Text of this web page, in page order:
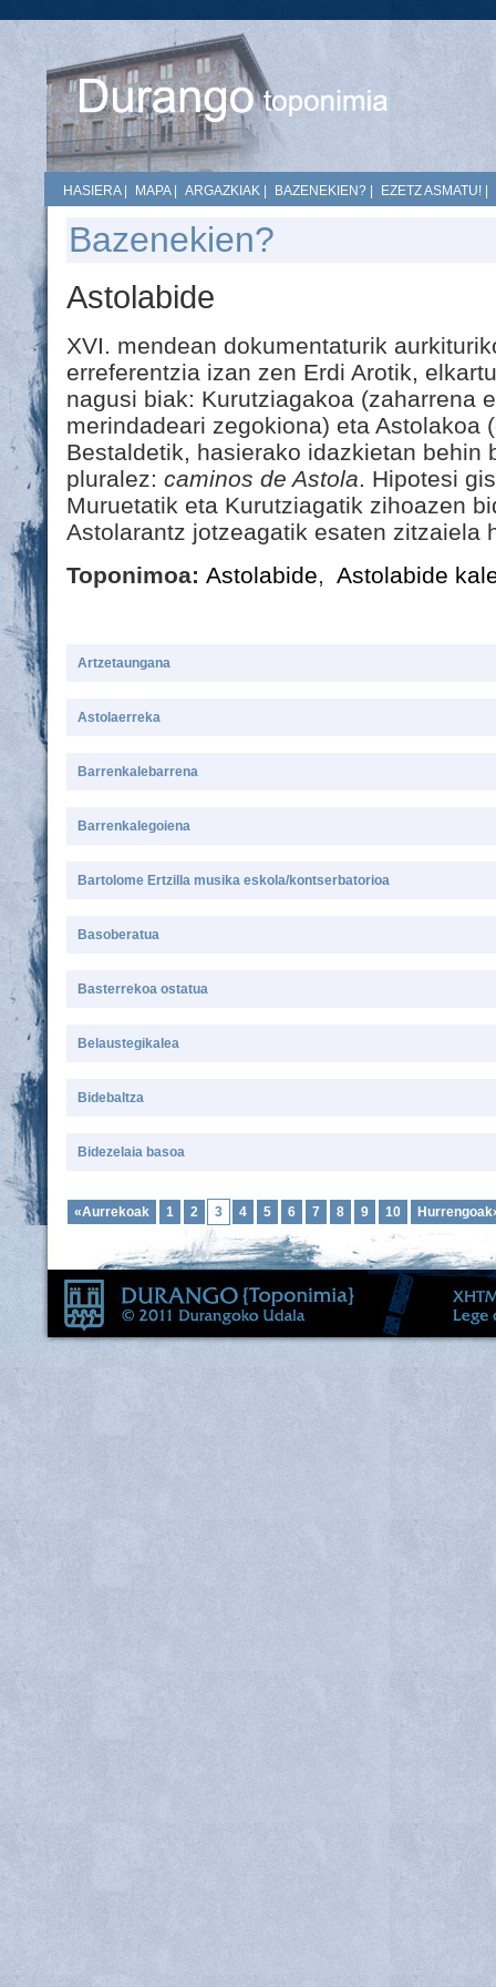
HASIERA| MAPA| ARGAZKIAK BAZENEKIEN? EZETZ ASMATU!
Bazenekien?
Astolabide
XVI. mendean dokumentaturik
erreferentzia izan zen Erdi Arotik,
nagusi biak: Kurutziagakoa (zaharrena
merindadeari zegokiona) eta Astolakoa
Bestaldetik, hasierako idazkietan behin
pluralez: caminos de Astola. Hipotesi
Muruetatik eta Kurutziagatik zihoazen
Astolarantz jotzeagatik esaten zitzaiela
Toponimoa: Astolabide, Astolabide
Artzetaungana
Astolaerreka
Barrenkalebarrena
Barrenkalegoiena
Bartolome Ertzilla musika eskola/kontserbatorioa
Basoberatua
Basterrekoa ostatua
Belaustegikalea
Bidebaltza
Bidezelaia basoa
«Aurrekoak 1 2 3 4 5 6 7 8 9 10